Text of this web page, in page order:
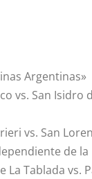
Argentinas»
vs. San Isidro
vs. San
de la
La Tablada vs.